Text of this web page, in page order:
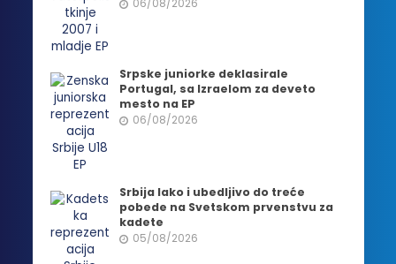
06/08/2026
Srpske juniorke deklasirale
Portugal, sa Izraelom za deveto
mesto na EP
06/08/2026
Srbija lako i ubedljivo do treće
pobede na Svetskom prvenstvu za
kadete
05/08/2026